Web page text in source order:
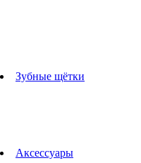
Зубные щётки
Аксессуары